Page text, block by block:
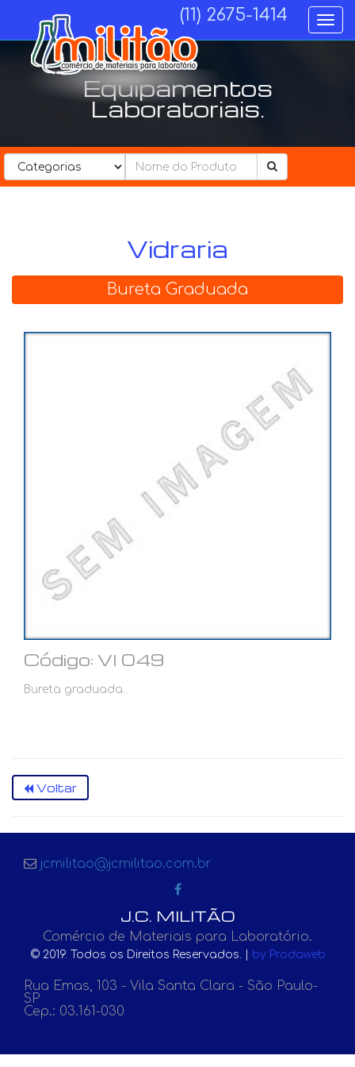
(11) 2675-1414
Equipamentos
Laboratoriais.
Categorias................
Vidraria
Bureta Graduada
Código: VI 049
Bureta graduada..
Voltar
jcmilitao@jcmilitao.com.br
J.C. MILITÃO
Comércio de Materiais para Laboratório.
© 2019. Todos os Direitos Reservados. | by Prodaweb
Rua Emas, 103 - Vila Santa Clara - São Paulo-
SP
Cep.: 03.161-030